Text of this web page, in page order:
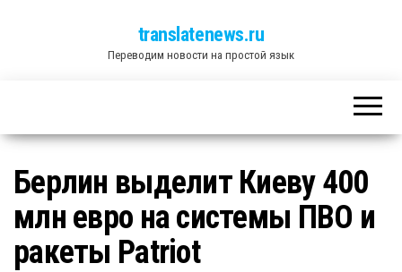
translatenews.ru
Переводим новости на простой язык
Берлин выделит Киеву 400
млн евро на системы ПВО и
ракеты Patriot